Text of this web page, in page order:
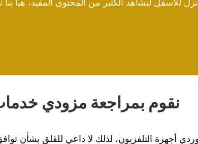
انزل للأسفل لتشاهد الكثير من المحتوى المفيد، هيا بنا
نقوم بمراجعة مزودي